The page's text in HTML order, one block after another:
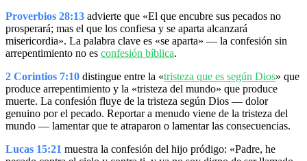
Proverbios 28:13 advierte que «El que encubre sus pecados no
prosperará; mas el que los confiesa y se aparta alcanzará
misericordia». La palabra clave es «se aparta» — la confesión sin
arrepentimiento no es confesión bíblica.
2 Corintios 7:10 distingue entre la «tristeza que es según Dios» que
produce arrepentimiento y la «tristeza del mundo» que produce
muerte. La confesión fluye de la tristeza según Dios — dolor
genuino por el pecado. Reportar a menudo viene de la tristeza del
mundo — lamentar que te atraparon o lamentar las consecuencias.
Lucas 15:21 muestra la confesión del hijo pródigo: «Padre, he